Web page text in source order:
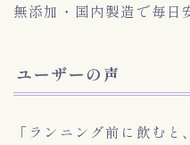
無添加・国内製造で毎日
ユーザーの声
「ランニング前に飲む